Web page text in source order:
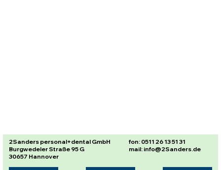
2Sanders personal+dental GmbH
Burgwedeler Straße 95 G
30657 Hannover
fon: 0511 26 13 51 31
mail: info@2Sanders.de